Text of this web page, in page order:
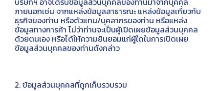
ภายนอกเช่น จากแหล่งข้อมูลสาธารณะ แหล่งข้อมูลเกี่ยวกับ
ธุรกิจของท่าน หรือตัวแทน/บุคลากรของท่าน หรือแหล่ง
ข้อมูลทางการค้า ไม่ว่าท่านจะเป็นผู้เปิดเผยข้อมูลส่วนบุคคล
ด้วยตนเอง หรือได้ให้ความยินยอมแก่ผู้ใดในการเปิดเผย
ข้อมูลส่วนบุคคลของท่านดังกล่าว
2. ข้อมูลส่วนบุคคลที่ถูกเก็บรวบรวม